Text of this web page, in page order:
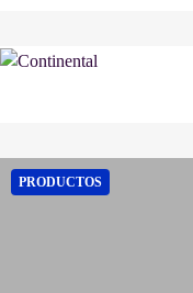
PRODUCTOS